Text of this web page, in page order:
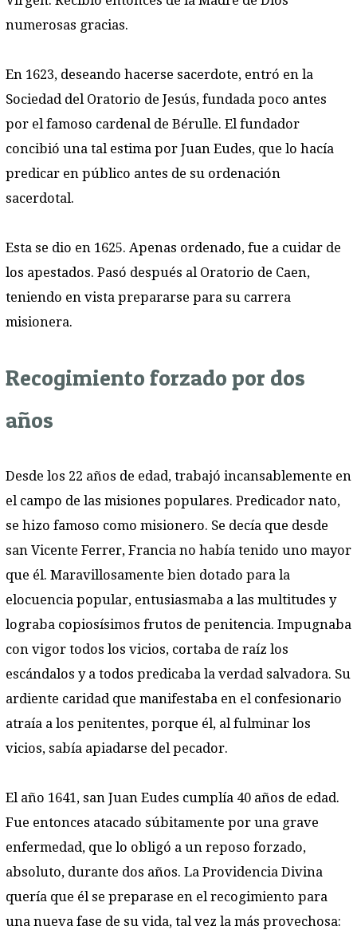
numerosas gracias.
En 1623, deseando hacerse sacerdote, entró en la
Sociedad del Oratorio de Jesús, fundada poco antes
por el famoso cardenal de Bérulle. El fundador
concibió una tal estima por Juan Eudes, que lo hacía
predicar en público antes de su ordenación
sacerdotal.
Esta se dio en 1625. Apenas ordenado, fue a cuidar de
los apestados. Pasó después al Oratorio de Caen,
teniendo en vista prepararse para su carrera
misionera.
Recogimiento forzado por dos
años
Desde los 22 años de edad, trabajó incansablemente en
el campo de las misiones populares. Predicador nato,
se hizo famoso como misionero. Se decía que desde
san Vicente Ferrer, Francia no había tenido uno mayor
que él. Maravillosamente bien dotado para la
elocuencia popular, entusiasmaba a las multitudes y
lograba copiosísimos frutos de penitencia. Impugnaba
con vigor todos los vicios, cortaba de raíz los
escándalos y a todos predicaba la verdad salvadora. Su
ardiente caridad que manifestaba en el confesionario
atraía a los penitentes, porque él, al fulminar los
vicios, sabía apiadarse del pecador.
El año 1641, san Juan Eudes cumplía 40 años de edad.
Fue entonces atacado súbitamente por una grave
enfermedad, que lo obligó a un reposo forzado,
absoluto, durante dos años. La Providencia Divina
quería que él se preparase en el recogimiento para
una nueva fase de su vida, tal vez la más provechosa: